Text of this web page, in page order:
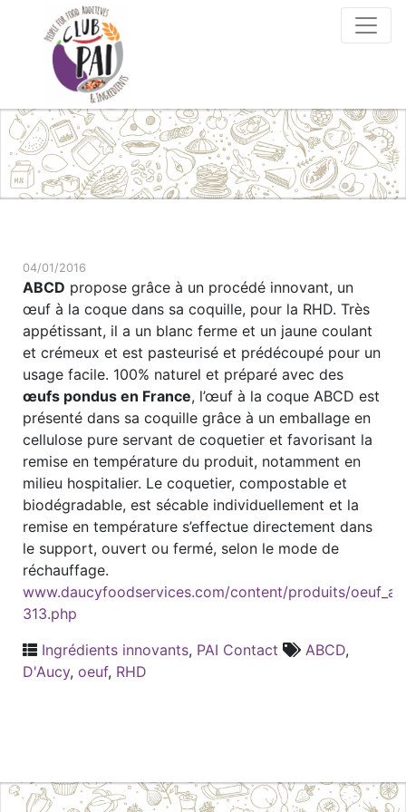
Skip to content
04/01/2016
ABCD propose grâce à un procédé innovant, un
œuf à la coque dans sa coquille, pour la RHD. Très
appétissant, il a un blanc ferme et un jaune coulant
et crémeux et est pasteurisé et prédécoupé pour un
usage facile. 100% naturel et préparé avec des
œufs pondus en France, l’œuf à la coque ABCD est
présenté dans sa coquille grâce à un emballage en
cellulose pure servant de coquetier et favorisant la
remise en température du produit, notamment en
milieu hospitalier. Le coquetier, compostable et
biodégradable, est sécable individuellement et la
remise en température s’effectue directement dans
le support, ouvert ou fermé, selon le mode de
réchauffage.
www.daucyfoodservices.com/content/produits/
313.php
Ingrédients innovants, PAI Contact ABCD,
D'Aucy, oeuf, RHD